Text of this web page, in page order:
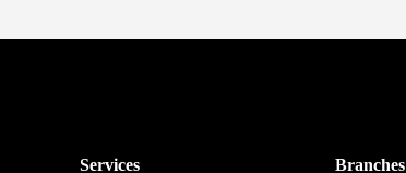
Services Branches